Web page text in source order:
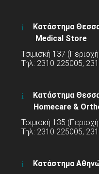
Κατάστημα
Medical Store
Τσιμισκή 137
Τηλ: 2310 225005,
Κατάστημα
Homecare &
Τσιμισκή 135
Τηλ: 2310 225005,
Κατάστημα